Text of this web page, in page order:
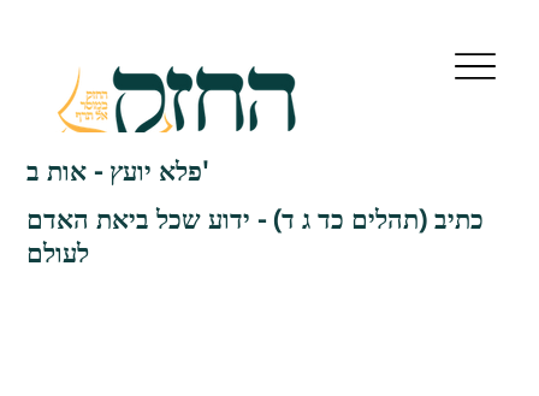
פלא יועץ - אות ב'
כתיב (תהלים כד ג ד) - ידוע שכל ביאת האדם
לעולם